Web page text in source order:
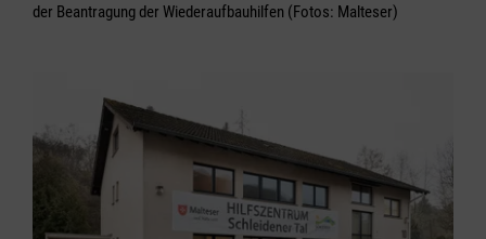
der Beantragung der Wiederaufbauhilfen (Fotos: Malteser)